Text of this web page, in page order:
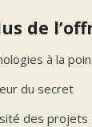
de
à la
du secret
des projets